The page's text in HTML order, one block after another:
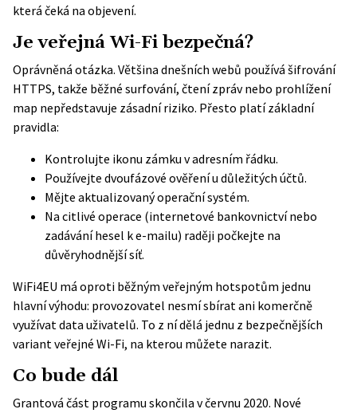
která čeká na objevení.
Je veřejná Wi-Fi bezpečná?
Oprávněná otázka. Většina dnešních webů používá šifrování
HTTPS, takže běžné surfování, čtení zpráv nebo prohlížení
map nepředstavuje zásadní riziko. Přesto platí základní
pravidla:
Kontrolujte ikonu zámku v adresním řádku.
Používejte dvoufázové ověření u důležitých účtů.
Mějte aktualizovaný operační systém.
Na citlivé operace (internetové bankovnictví nebo
zadávání hesel k e-mailu) raději počkejte na
důvěryhodnější síť.
WiFi4EU má oproti běžným veřejným hotspotům jednu
hlavní výhodu: provozovatel nesmí sbírat ani komerčně
využívat data uživatelů. To z ní dělá jednu z bezpečnějších
variant veřejné Wi-Fi, na kterou můžete narazit.
Co bude dál
Grantová část programu skončila v červnu 2020. Nové